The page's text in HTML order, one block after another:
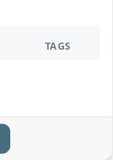
TAGS